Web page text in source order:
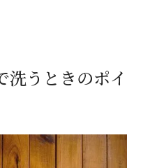
洗うときのポイ